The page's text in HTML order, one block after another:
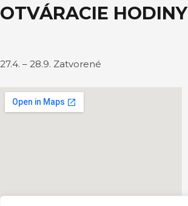
OTVÁRACIE HODINY
27.4. – 28.9. Zatvorené